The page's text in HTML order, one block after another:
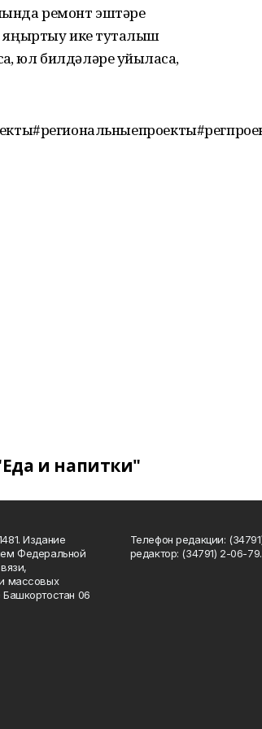
ремонт эштәре
яңыртыу ике туҡталыш
юл билдәләре ҡуйыласаҡ,
и напитки"
Издание
Федеральной
массовых
06
Телефон редакции:
редактор: (34791) 2-06-